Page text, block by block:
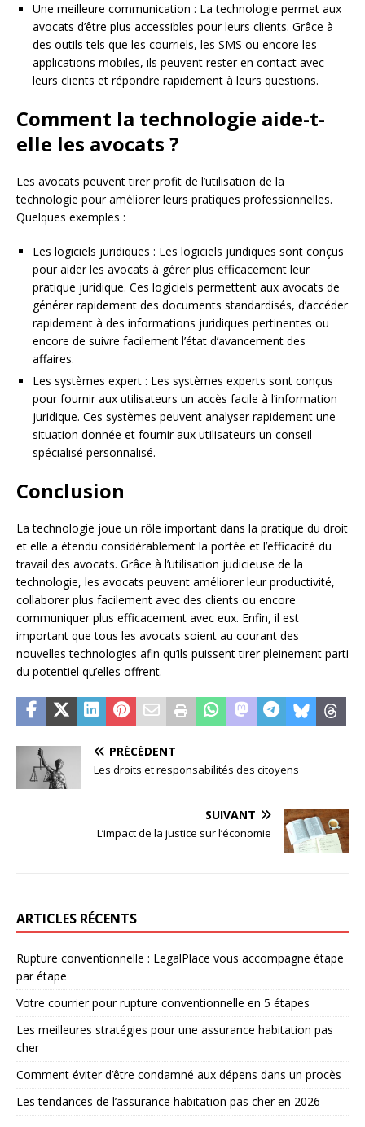
Une meilleure communication : La technologie permet aux
avocats d’être plus accessibles pour leurs clients. Grâce à
des outils tels que les courriels, les SMS ou encore les
applications mobiles, ils peuvent rester en contact avec
leurs clients et répondre rapidement à leurs questions.
Comment la technologie aide-t-
elle les avocats ?
Les avocats peuvent tirer profit de l’utilisation de la
technologie pour améliorer leurs pratiques professionnelles.
Quelques exemples :
Les logiciels juridiques : Les logiciels juridiques sont conçus
pour aider les avocats à gérer plus efficacement leur
pratique juridique. Ces logiciels permettent aux avocats de
générer rapidement des documents standardisés, d’accéder
rapidement à des informations juridiques pertinentes ou
encore de suivre facilement l’état d’avancement des
affaires.
Les systèmes expert : Les systèmes experts sont conçus
pour fournir aux utilisateurs un accès facile à l’information
juridique. Ces systèmes peuvent analyser rapidement une
situation donnée et fournir aux utilisateurs un conseil
spécialisé personnalisé.
Conclusion
La technologie joue un rôle important dans la pratique du droit
et elle a étendu considérablement la portée et l’efficacité du
travail des avocats. Grâce à l’utilisation judicieuse de la
technologie, les avocats peuvent améliorer leur productivité,
collaborer plus facilement avec des clients ou encore
communiquer plus efficacement avec eux. Enfin, il est
important que tous les avocats soient au courant des
nouvelles technologies afin qu’ils puissent tirer pleinement parti
du potentiel qu’elles offrent.
PRÉCÉDENT
Les droits et responsabilités des citoyens
SUIVANT
L’impact de la justice sur l’économie
ARTICLES RÉCENTS
Rupture conventionnelle : LegalPlace vous accompagne étape
par étape
Votre courrier pour rupture conventionnelle en 5 étapes
Les meilleures stratégies pour une assurance habitation pas
cher
Comment éviter d’être condamné aux dépens dans un procès
Les tendances de l’assurance habitation pas cher en 2026